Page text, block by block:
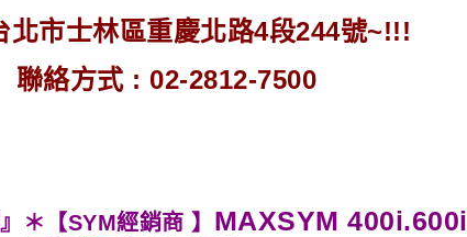
北市士林區重慶北路4段244號~!!!
聯絡方式 : 02-2812-7500
＊【SYM經銷商 】 MAXSYM 400i.600i